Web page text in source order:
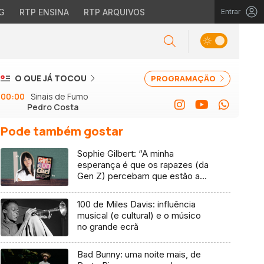
RTP ENSINA RTP ARQUIVOS Entrar
PROGRAMAÇÃO
O QUE JÁ TOCOU
00:00 Sinais de Fumo
Pedro Costa
Pode também gostar
Sophie Gilbert: “A minha
esperança é que os rapazes (da
Gen Z) percebam que estão a
100 de Miles Davis: influência
musical (e cultural) e o músico
no grande ecrã
Bad Bunny: uma noite mais, de